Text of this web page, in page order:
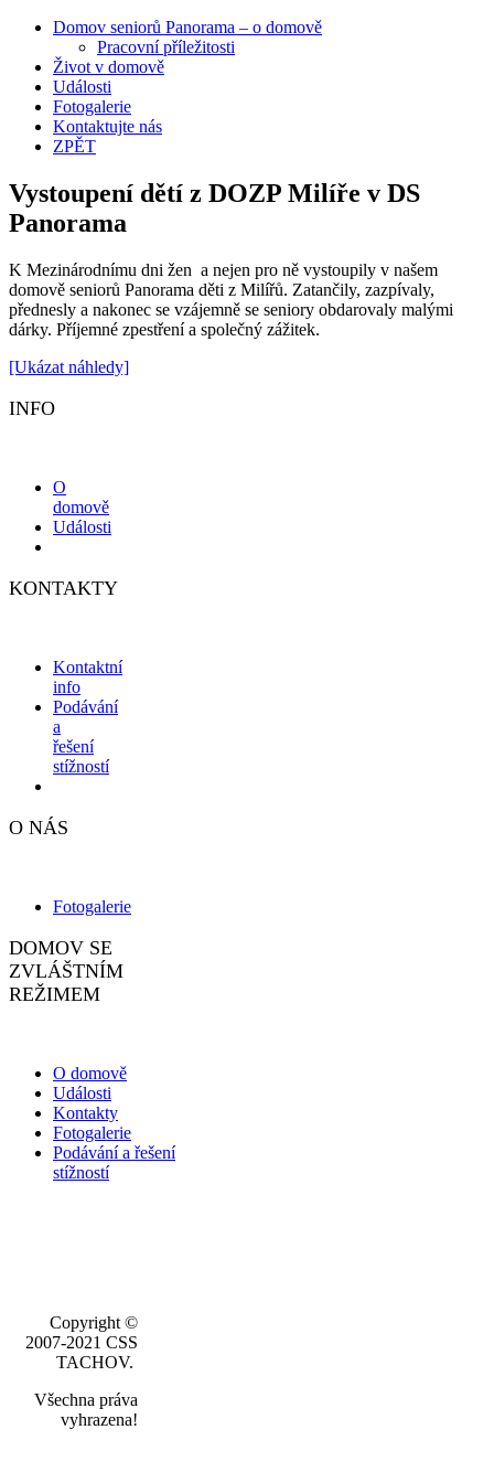
Domov seniorů Panorama – o domově
Pracovní příležitosti
Život v domově
Události
Fotogalerie
Kontaktujte nás
ZPĚT
Vystoupení dětí z DOZP Milíře v DS
Panorama
K Mezinárodnímu dni žen a nejen pro ně vystoupily v našem
domově seniorů Panorama děti z Milířů. Zatančily, zazpívaly,
přednesly a nakonec se vzájemně se seniory obdarovaly malými
dárky. Příjemné zpestření a společný zážitek.
[Ukázat náhledy]
INFO
O
domově
Události
KONTAKTY
Kontaktní
info
Podávání
a
řešení
stížností
O NÁS
Fotogalerie
DOMOV SE
ZVLÁŠTNÍM
REŽIMEM
O domově
Události
Kontakty
Fotogalerie
Podávání a řešení
stížností
Copyright ©
2007-2021 CSS
TACHOV.
Všechna práva
vyhrazena!